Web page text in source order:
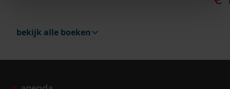
bekijk alle boeken